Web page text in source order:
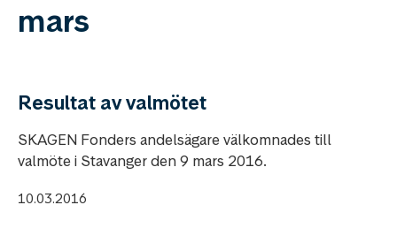
mars
Resultat av valmötet
SKAGEN Fonders andelsägare välkomnades till
valmöte i Stavanger den 9 mars 2016.
10.03.2016